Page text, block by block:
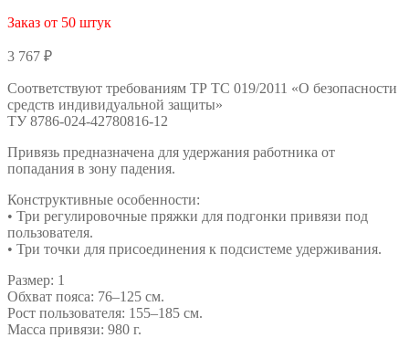
Заказ от 50 штук
3 767 ₽
Соответствуют требованиям ТР ТС 019/2011 «О безопасности
средств индивидуальной защиты»
ТУ 8786-024-42780816-12
Привязь предназначена для удержания работника от
попадания в зону падения.
Конструктивные особенности:
• Три регулировочные пряжки для подгонки привязи под
пользователя.
• Три точки для присоединения к подсистеме удерживания.
Размер: 1
Обхват пояса: 76–125 см.
Рост пользователя: 155–185 см.
Масса привязи: 980 г.